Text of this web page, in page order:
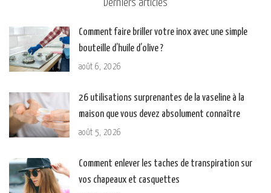
Derniers articles
Comment faire briller votre inox avec une simple
bouteille d’huile d’olive ?
août 6, 2026
26 utilisations surprenantes de la vaseline à la
maison que vous devez absolument connaître
août 5, 2026
Comment enlever les taches de transpiration sur
vos chapeaux et casquettes